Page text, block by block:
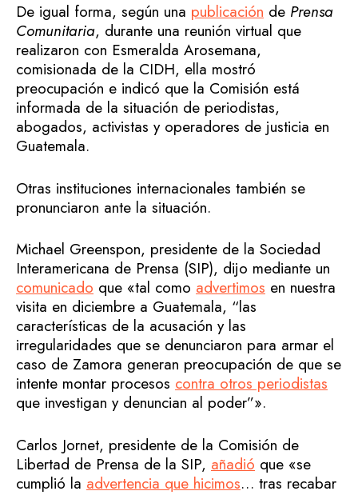
De igual forma, según una publicación de Prensa
Comunitaria, durante una reunión virtual que
realizaron con Esmeralda Arosemana,
comisionada de la CIDH, ella mostró
preocupación e indicó que la Comisión está
informada de la situación de periodistas,
abogados, activistas y operadores de justicia en
Guatemala.
Otras instituciones internacionales también se
pronunciaron ante la situación.
Michael Greenspon, presidente de la Sociedad
Interamericana de Prensa (SIP), dijo mediante un
comunicado que «tal como advertimos en nuestra
visita en diciembre a Guatemala, “las
características de la acusación y las
irregularidades que se denunciaron para armar el
caso de Zamora generan preocupación de que se
intente montar procesos contra otros periodistas
que investigan y denuncian al poder”».
Carlos Jornet, presidente de la Comisión de
Libertad de Prensa de la SIP, añadió que «se
cumplió la advertencia que hicimos… tras recabar